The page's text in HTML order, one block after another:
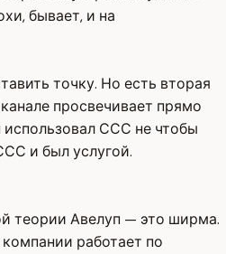
бывает, и на
точку. Но есть вторая
просвечивает прямо
использовал ССС не чтобы
и был услугой.
теории Авелуп — это ширма.
работает по